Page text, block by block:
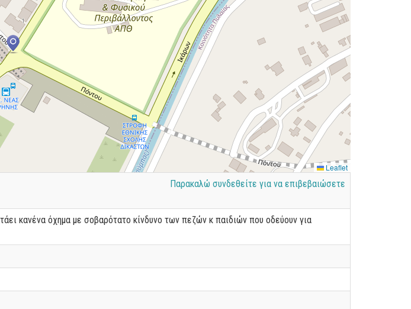
Leaflet
Παρακαλώ συνδεθείτε για να επιβεβαιώσετε
κανένα όχημα με σοβαρότατο κίνδυνο των πεζών κ παιδιών που οδεύουν για